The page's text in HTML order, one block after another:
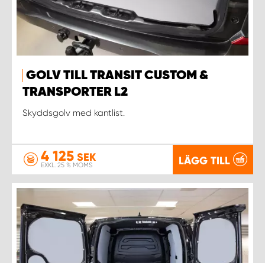
GOLV TILL TRANSIT CUSTOM &
TRANSPORTER L2
Skyddsgolv med kantlist.
4 125 SEK
EXKL. 25 % MOMS LÄGG TILL